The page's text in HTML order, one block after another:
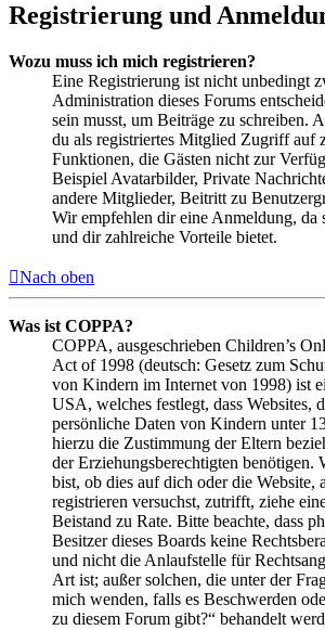
Registrierung und
Wozu muss ich mich registrieren?
Eine Registrierung ist nicht unbedingt
Administration dieses Forums
sein musst, um Beiträge zu schreiben.
du als registriertes Mitglied Zugriff auf
Funktionen, die Gästen nicht zur
Beispiel Avatarbilder, Private
andere Mitglieder, Beitritt zu
Wir empfehlen dir eine Anmeldung, da
und dir zahlreiche Vorteile bietet.
Nach oben
Was ist COPPA?
COPPA, ausgeschrieben Children’s
Act of 1998 (deutsch: Gesetz zum
von Kindern im Internet von 1998) ist
USA, welches festlegt, dass Websites,
persönliche Daten von Kindern unter
hierzu die Zustimmung der Eltern
der Erziehungsberechtigten benötigen.
bist, ob dies auf dich oder die Website,
registrieren versuchst, zutrifft, ziehe
Beistand zu Rate. Bitte beachte, dass
Besitzer dieses Boards keine
und nicht die Anlaufstelle für
Art ist; außer solchen, die unter der
mich wenden, falls es Beschwerden
zu diesem Forum gibt?“ behandelt